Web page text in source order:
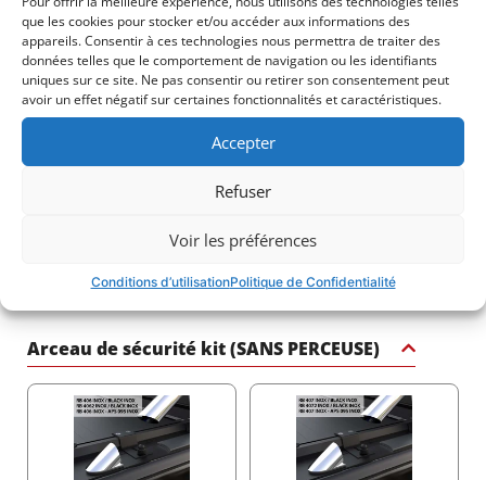
que les cookies pour stocker et/ou accéder aux informations des
appareils. Consentir à ces technologies nous permettra de traiter des
données telles que le comportement de navigation ou les identifiants
uniques sur ce site. Ne pas consentir ou retirer son consentement peut
avoir un effet négatif sur certaines fonctionnalités et caractéristiques.
Accepter
Refuser
Voir les préférences
Conditions d’utilisationPolitique de Confidentialité
635$
975$
Arceau de sécurité kit (SANS PERCEUSE)